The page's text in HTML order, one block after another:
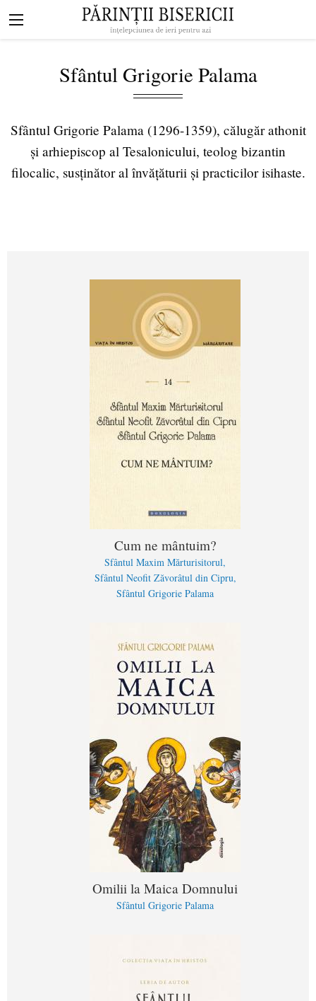
Mergi la conţinutul principal
Navigare
Sfântul Grigorie Palama
Sfântul Grigorie Palama (1296-1359), călugăr athonit
și arhiepiscop al Tesalonicului, teolog bizantin
filocalic, susținător al învățăturii și practicilor isihaste.
Cum ne mântuim?
Sfântul Maxim Mărturisitorul
Sfântul Neofit Zăvorâtul din Cipru
Sfântul Grigorie Palama
Omilii la Maica Domnului
Sfântul Grigorie Palama